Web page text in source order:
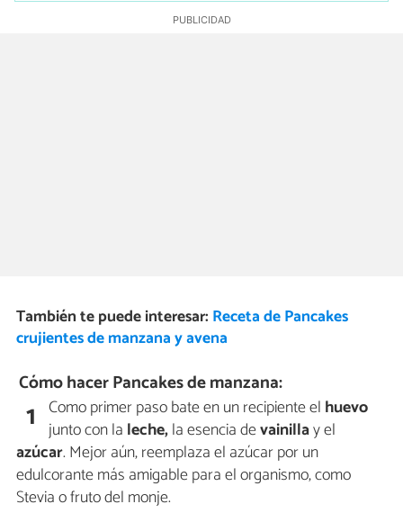
También te puede interesar: Receta de Pancakes
crujientes de manzana y avena
Cómo hacer Pancakes de manzana:
1 Como primer paso bate en un recipiente el huevo
junto con la leche,la esencia devainillay el
azúcar. Mejor aún, reemplaza el azúcar por un
edulcorante más amigable para el organismo, como
Stevia o fruto del monje.